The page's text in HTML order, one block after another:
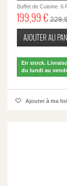
Buffet de Cuisine. 6
199,99 €
AJOUTER AU
En stock.
du lundi au
Ajouter à ma